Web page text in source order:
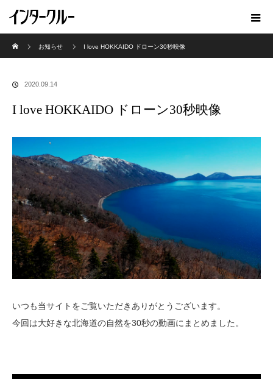
お知らせ
I love HOKKAIDO ドローン30秒映像
2020.09.14
I love HOKKAIDO ドローン30秒映像
いつも当サイトをご覧いただきありがとうございます。
今回は大好きな北海道の自然を30秒の動画にまとめました。